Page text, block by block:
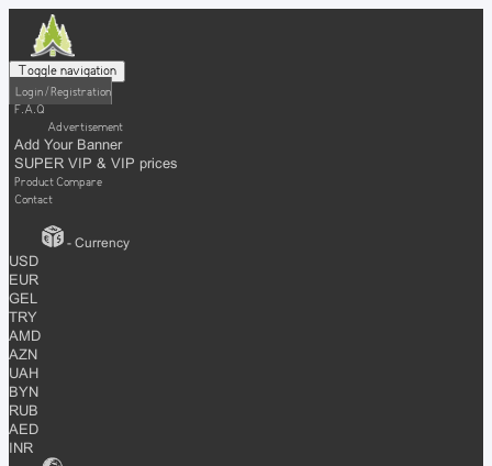
Toggle navigation
Login / Registration
F.A.Q
Advertisement
Add Your Banner
SUPER VIP & VIP prices
Product Compare
Contact
- Currency
USD
EUR
GEL
TRY
AMD
AZN
UAH
BYN
RUB
AED
INR